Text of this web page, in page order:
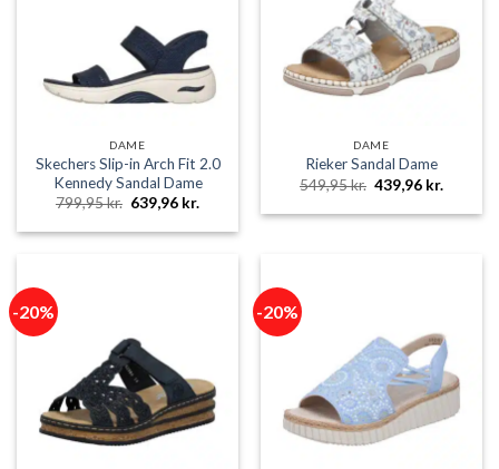
DAME
Skechers Slip-in Arch Fit 2.0
Kennedy Sandal Dame
799,95kr. Den
oprindelige
pris
639,96 kr.
pris
639,96 kr..
DAME
Rieker Sandal Dame
549,95kr. Den
oprindelige
pris
439,96 kr.
pris
-20% -20%